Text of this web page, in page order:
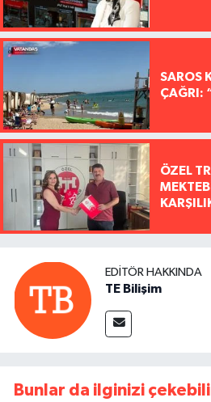
SAROS
ÇAĞRI:
ÖZEL
EDITÖR HAKKINDA
TE Bilişim
Bunlar da ilginizi